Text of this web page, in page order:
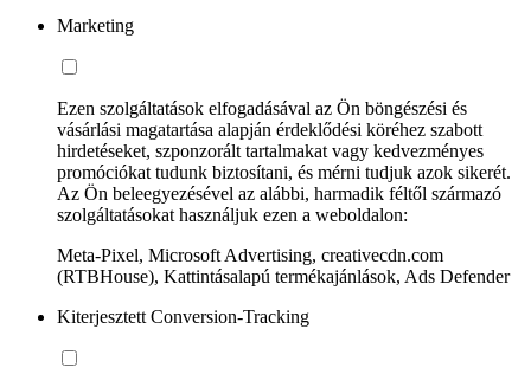
Marketing
Ezen szolgáltatások elfogadásával az Ön böngészési és
vásárlási magatartása alapján érdeklődési köréhez szabott
hirdetéseket, szponzorált tartalmakat vagy kedvezményes
promóciókat tudunk biztosítani, és mérni tudjuk azok sikerét.
Az Ön beleegyezésével az alábbi, harmadik féltől származó
szolgáltatásokat használjuk ezen a weboldalon:
Meta-Pixel, Microsoft Advertising, creativecdn.com
(RTBHouse), Kattintásalapú termékajánlások, Ads Defender
Kiterjesztett Conversion-Tracking